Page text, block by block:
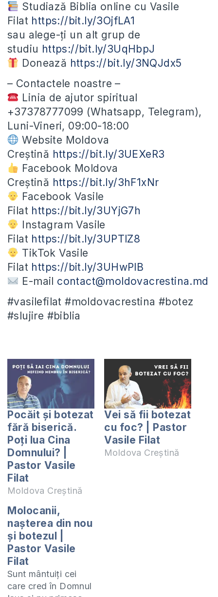
Studiază Biblia online cu Vasile
Filat https://bit.ly/3OjfLA1
sau alege-ți un alt grup de
studiu https://bit.ly/3UqHbpJ
Donează https://bit.ly/3NQJdx5
– Contactele noastre –
Linia de ajutor spiritual
+37378777099 (Whatsapp, Telegram),
Luni-Vineri, 09:00-18:00
Website Moldova
Creștină https://bit.ly/3UEXeR3
Facebook Moldova
Creștină https://bit.ly/3hF1xNr
Facebook Vasile
Filat https://bit.ly/3UYjG7h
Instagram Vasile
Filat https://bit.ly/3UPTlZ8
TikTok Vasile
Filat https://bit.ly/3UHwPlB
E-mail contact@moldovacrestina.md
#vasilefilat #moldovacrestina #botez
#slujire #biblia
Pocăit și botezat
fără biserică.
Poți lua Cina
Domnului? |
Pastor Vasile
Filat
Moldova Creștină
Vei să fii botezat
cu foc? | Pastor
Vasile Filat
Moldova Creștină
Molocanii,
nașterea din nou
și botezul |
Pastor Vasile
Filat
Sunt mântuiți cei
care cred în Domnul